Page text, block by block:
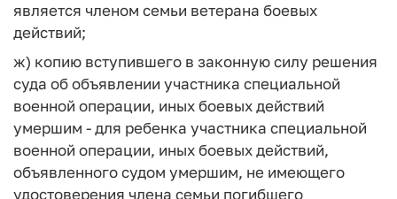
является членом семьи ветерана боевых
действий;
ж) копию вступившего в законную силу решения
суда об объявлении участника специальной
военной операции, иных боевых действий
умершим - для ребенка участника специальной
военной операции, иных боевых действий,
объявленного судом умершим, не имеющего
удостоверения члена семьи погибшего